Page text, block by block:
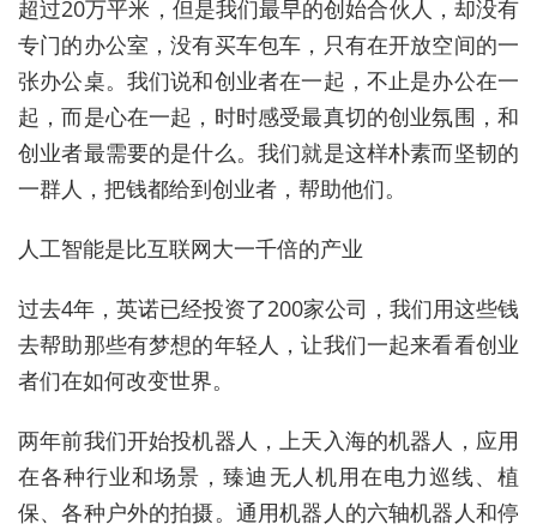
超过20万平米，但是我们最早的创始合伙人，却没有
专门的办公室，没有买车包车，只有在开放空间的一
张办公桌。我们说和创业者在一起，不止是办公在一
起，而是心在一起，时时感受最真切的创业氛围，和
创业者最需要的是什么。我们就是这样朴素而坚韧的
一群人，把钱都给到创业者，帮助他们。
人工智能是比互联网大一千倍的产业
过去4年，英诺已经投资了200家公司，我们用这些钱
去帮助那些有梦想的年轻人，让我们一起来看看创业
者们在如何改变世界。
两年前我们开始投机器人，上天入海的机器人，应用
在各种行业和场景，臻迪无人机用在电力巡线、植
保、各种户外的拍摄。通用机器人的六轴机器人和停